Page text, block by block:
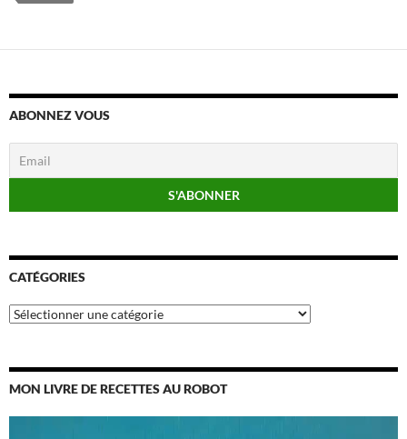
ABONNEZ VOUS
CATÉGORIES
Catégories
MON LIVRE DE RECETTES AU ROBOT